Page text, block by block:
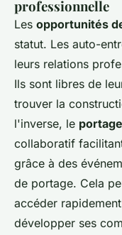
professionnelle
Les opportunités
statut. Les auto-
leurs relations
Ils sont libres de
trouver la
l'inverse, le
collaboratif
grâce à des
de portage. Cela
accéder
développer ses